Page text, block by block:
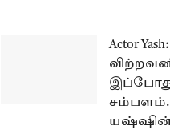
Actor
சம்பளம்..